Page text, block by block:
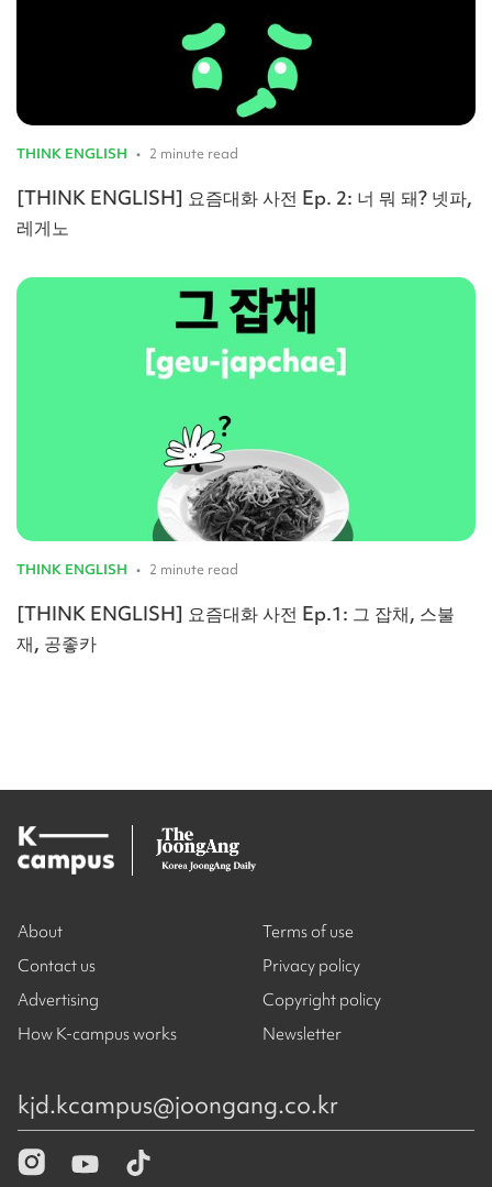
THINK ENGLISH • 2 minute read
[THINK ENGLISH] 요즘대화 사전 Ep. 2: 너 뭐 돼? 넷파,
레게노
THINK ENGLISH • 2 minute read
[THINK ENGLISH] 요즘대화 사전 Ep.1: 그 잡채, 스불
재, 공좋카
About
Contact us
Advertising
How K-campus works
Terms of use
Privacy policy
Copyright policy
Newsletter
kjd.kcampus@joongang.co.kr